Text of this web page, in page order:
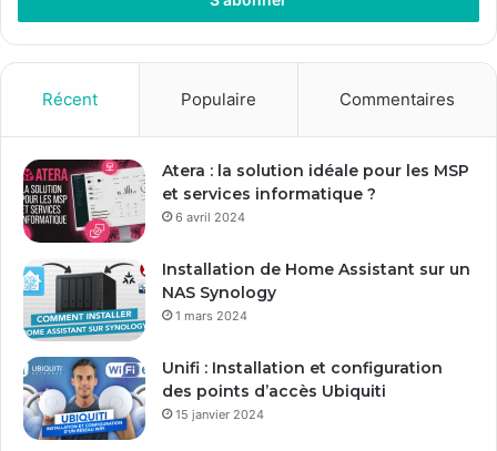
e
z
r
e
a
d
s
e
m
a
Récent Populaire Commentaires
Atera : la solution idéale pour les MSP
et services informatique ?
6 avril 2024
Installation de Home Assistant sur un
NAS Synology
1 mars 2024
Unifi : Installation et configuration
des points d’accès Ubiquiti
15 janvier 2024